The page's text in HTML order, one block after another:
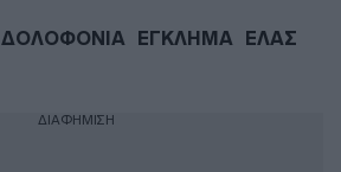
ΔΟΛΟΦΟΝΙΑ ΕΓΚΛΗΜΑ
ΕΛΑΣ
ΔΙΑΦΗΜΙΣΗ